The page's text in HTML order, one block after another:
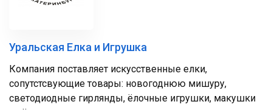
Уральская Елка и Игрушка
Компания поставляет искусственные елки,
сопутстсвующие товары: новогоднюю мишуру,
светодиодные гирлянды, ёлочные игрушки, макушки